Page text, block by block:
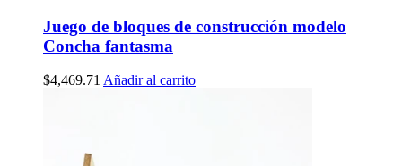
Juego de bloques de construcción modelo
Concha fantasma
$4,469.71 Añadir al carrito